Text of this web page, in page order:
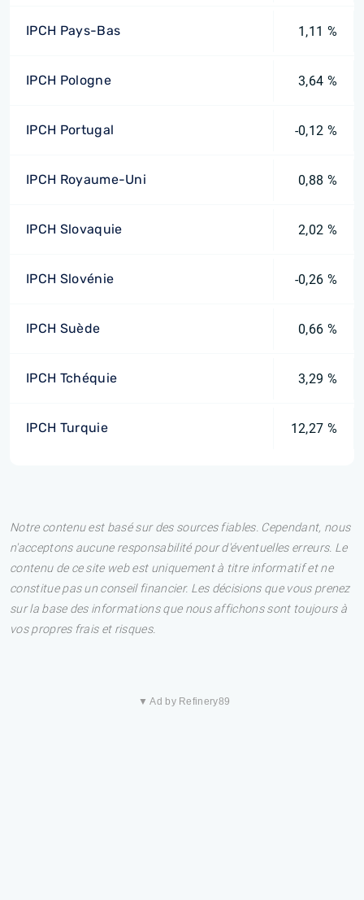
IPCH Pays-Bas 1,11 %
IPCH Pologne 3,64 %
IPCH Portugal -0,12 %
IPCH Royaume-Uni 0,88 %
IPCH Slovaquie 2,02 %
IPCH Slovénie -0,26 %
IPCH Suède 0,66 %
IPCH Tchéquie 3,29 %
IPCH Turquie 12,27 %
Notre contenu est basé sur des sources fiables. Cependant, nous
n'acceptons aucune responsabilité pour d'éventuelles erreurs. Le
contenu de ce site web est uniquement à titre informatif et ne
constitue pas un conseil financier. Les décisions que vous prenez
sur la base des informations que nous affichons sont toujours à
vos propres frais et risques.
▼ Ad by Refinery89